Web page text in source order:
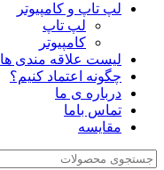
لپ تاپ و کامپیوتر
لپ تاپ
کامپیوتر
لیست علاقه مندی ها
چگونه اعتماد کنیم؟
درباره ی ما
تماس باما
مقایسه